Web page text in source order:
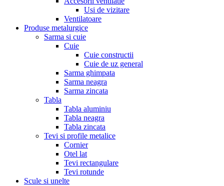
Usi de vizitare
Ventilatoare
Produse metalurgice
Sarma si cuie
Cuie
Cuie constructii
Cuie de uz general
Sarma ghimpata
Sarma neagra
Sarma zincata
Tabla
Tabla aluminiu
Tabla neagra
Tabla zincata
Tevi si profile metalice
Cornier
Otel lat
Tevi rectangulare
Tevi rotunde
Scule si unelte